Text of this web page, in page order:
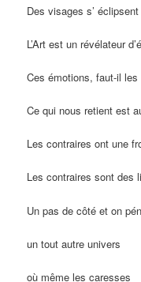
Des visages s’
L’Art est un révélateur
Ces émotions, faut-il
Cequi nous retient est
Les contraires ont une
Les contraires sont des
Un pas de côté et on
un tout autre univers
où même les caresses